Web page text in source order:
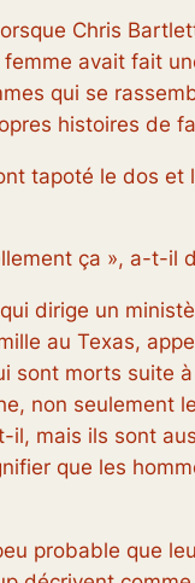
Chris
avait fait
qui se
histoires de
tapoté le dos et
ça », a-t-il
dirige un
au Texas,
sont morts suite
non seulement
il, mais ils sont
que les
probable que